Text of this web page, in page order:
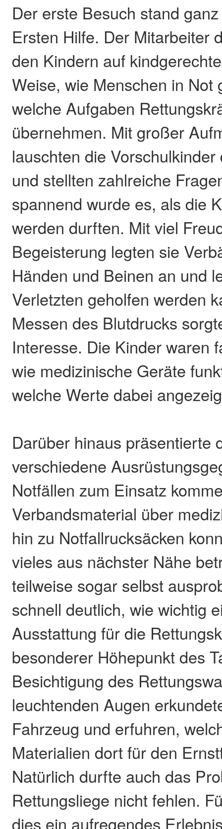
Der erste Besuch stand
Ersten Hilfe. Der Mitarbeiter
den Kindern auf
Weise, wie Menschen in Not
welche Aufgaben
übernehmen. Mit großer
lauschten die
und stellten zahlreiche
spannend wurde es, als die
werden durften. Mit viel
Begeisterung legten sie
Händen und Beinen an und
Verletzten geholfen werden
Messen des Blutdrucks
Interesse. Die Kinder waren
wie medizinische Geräte
welche Werte dabei
Darüber hinaus präsentierte
verschiedene
Notfällen zum Einsatz
Verbandsmaterial über
hin zu Notfallrucksäcken
vieles aus nächster Nähe
teilweise sogar selbst
schnell deutlich, wie wichtig
Ausstattung für die
besonderer Höhepunkt des
Besichtigung des
leuchtenden Augen
Fahrzeug und erfuhren,
Materialien dort für den
Natürlich durfte auch das
Rettungsliege nicht fehlen.
dies ein aufregendes